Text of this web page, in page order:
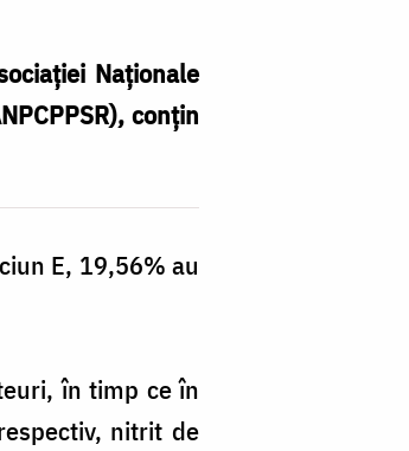
Naționale
conțin
E, 19,56% au
în timp ce în
nitrit de